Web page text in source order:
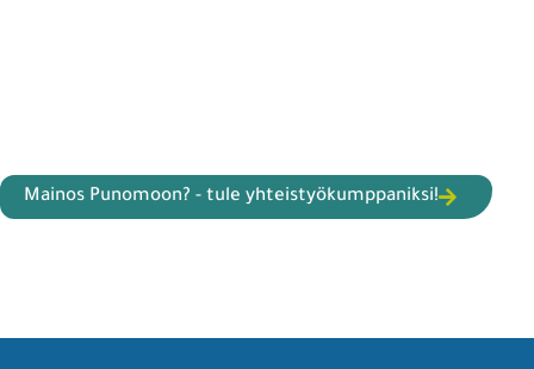
Mainos Punomoon? - tule yhteistyökumppaniksi!